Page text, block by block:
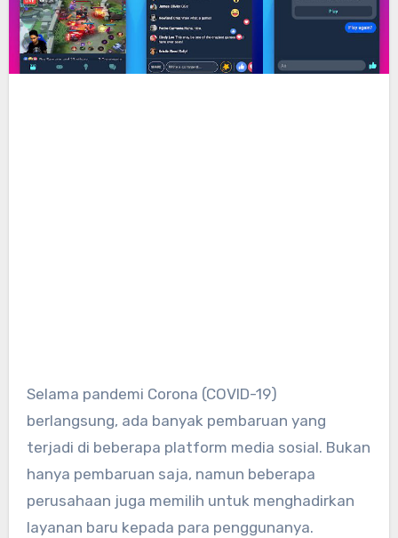
Selama pandemi Corona (COVID-19)
berlangsung, ada banyak pembaruan yang
terjadi di beberapa platform media sosial. Bukan
hanya pembaruan saja, namun beberapa
perusahaan juga memilih untuk menghadirkan
layanan baru kepada para penggunanya.